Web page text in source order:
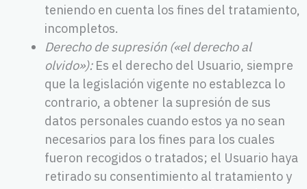
teniendo en cuenta los fines del tratamiento,
incompletos.
Derecho de supresión («el derecho al
olvido»):Es el derecho del Usuario, siempre
que la legislación vigente no establezca lo
contrario, a obtener la supresión de sus
datos personales cuando estos ya no sean
necesarios para los fines para los cuales
fueron recogidos o tratados; el Usuario haya
retirado su consentimiento al tratamiento y